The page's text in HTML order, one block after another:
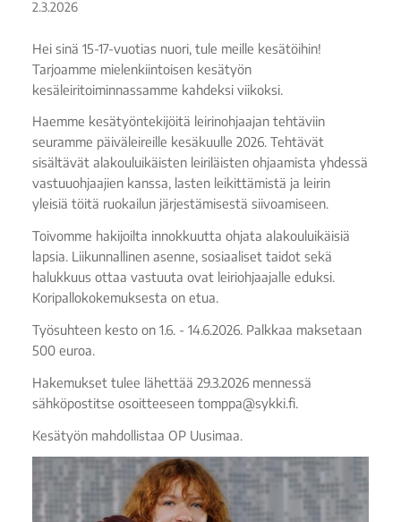
2.3.2026
Hei sinä 15-17-vuotias nuori, tule meille kesätöihin!
Tarjoamme mielenkiintoisen kesätyön
kesäleiritoiminnassamme kahdeksi viikoksi.
Haemme kesätyöntekijöitä leirinohjaajan tehtäviin
seuramme päiväleireille kesäkuulle 2026. Tehtävät
sisältävät alakouluikäisten leiriläisten ohjaamista yhdessä
vastuuohjaajien kanssa, lasten leikittämistä ja leirin
yleisiä töitä ruokailun järjestämisestä siivoamiseen.
Toivomme hakijoilta innokkuutta ohjata alakouluikäisiä
lapsia. Liikunnallinen asenne, sosiaaliset taidot sekä
halukkuus ottaa vastuuta ovat leiriohjaajalle eduksi.
Koripallokokemuksesta on etua.
Työsuhteen kesto on 1.6. - 14.6.2026. Palkkaa maksetaan
500 euroa.
Hakemukset tulee lähettää 29.3.2026 mennessä
sähköpostitse osoitteeseen tomppa@sykki.fi.
Kesätyön mahdollistaa OP Uusimaa.